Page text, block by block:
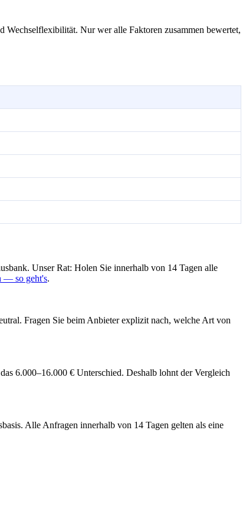
Wechselflexibilität. Nur wer alle Faktoren zusammen bewertet,
Unser Rat: Holen Sie innerhalb von 14 Tagen alle
— so geht's.
Fragen Sie beim Anbieter explizit nach, welche Art von
6.000–16.000 € Unterschied. Deshalb lohnt der Vergleich
Alle Anfragen innerhalb von 14 Tagen gelten als eine